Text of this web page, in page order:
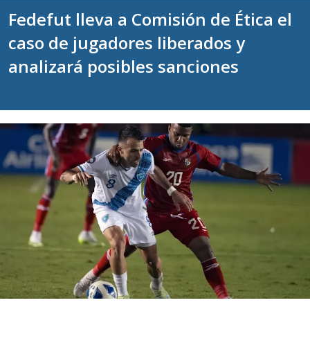
Fedefut lleva a Comisión de Ética el
caso de jugadores liberados y
analizará posibles sanciones